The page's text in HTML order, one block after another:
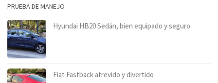
PRUEBA DE MANEJO
Hyundai HB20 Sedán, bien equipado y seguro
Fiat Fastback atrevido y divertido